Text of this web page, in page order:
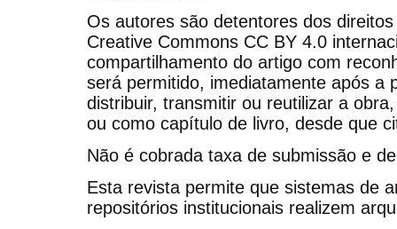
Os autores são detentores dos
Creative Commons CC BY 4.0
compartilhamento do artigo com
será permitido, imediatamente após a
distribuir, transmitir ou reutilizar a
ou como capítulo de livro, desde que
Não é cobrada taxa de submissão e
Esta revista permite que sistemas de
repositórios institucionais realizem